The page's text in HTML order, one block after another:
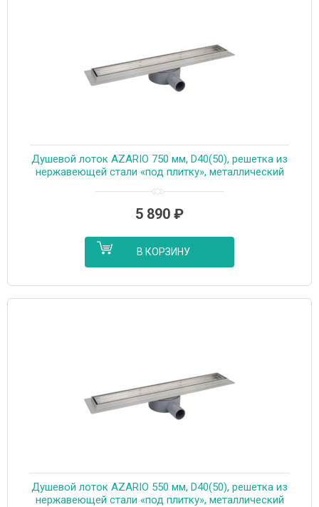
Душевой лоток AZARIO 750 мм, D40(50), решетка из
нержавеющей стали «под плитку», металлический
(AZT3TILE750)
5 890 ₽
В КОРЗИНУ
Душевой лоток AZARIO 550 мм, D40(50), решетка из
нержавеющей стали «под плитку», металлический